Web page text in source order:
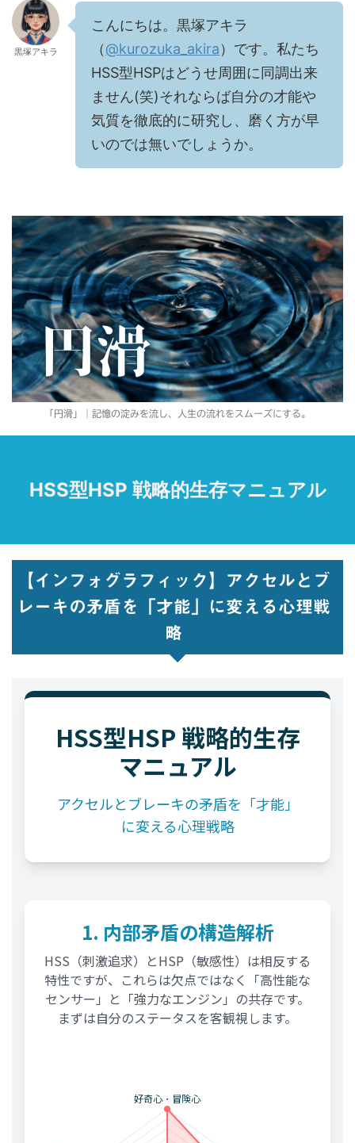
黒塚アキラ
こんにちは。黒塚アキラ
（@kurozuka_akira）です。私たち
HSS型HSPはどうせ周囲に同調出来
ません(笑)それならば自分の才能や
気質を徹底的に研究し、磨く方が早
いのでは無いでしょうか。
「円滑」｜記憶の淀みを流し、人生の流れをスムーズにする。
HSS型HSP 戦略的生存マニュアル
【インフォグラフィック】アクセルとブ
レーキの矛盾を「才能」に変える心理戦
略